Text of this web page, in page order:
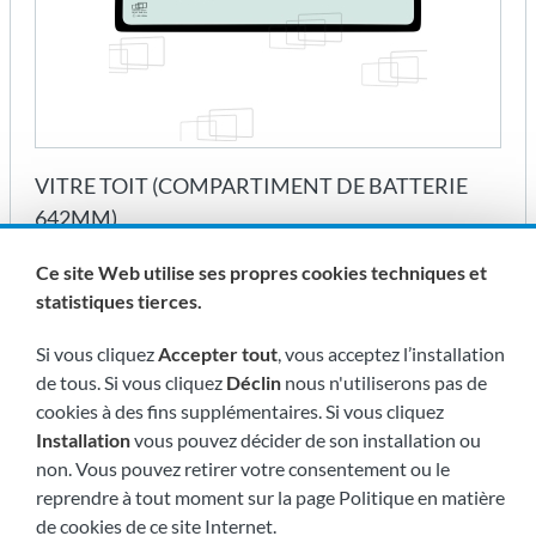
VITRE TOIT (COMPARTIMENT DE BATTERIE
642MM)
Ce site Web utilise ses propres cookies techniques et
statistiques tierces.
Si vous cliquezAccepter tout, vous acceptez l’installation
de tous. Si vous cliquez Déclin nous n'utiliserons pas de
cookies à des fins supplémentaires. Si vous cliquez
Installationvous pouvez décider de son installation ou
non. Vous pouvez retirer votre consentement ou le
reprendre à tout moment sur la page Politique en matière
de cookies de ce site Internet.